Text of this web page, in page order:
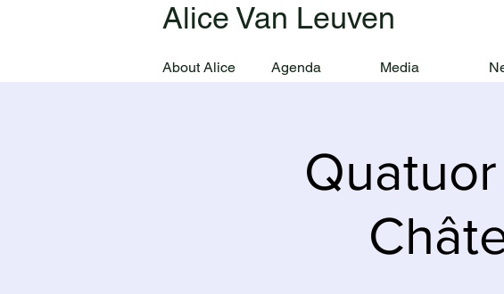
Alice Van Leuven
About Alice Agenda Media